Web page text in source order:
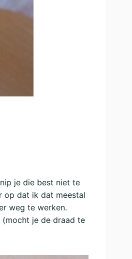
je die best niet te
op dat ik dat meestal
weg te werken.
(mocht je de draad te